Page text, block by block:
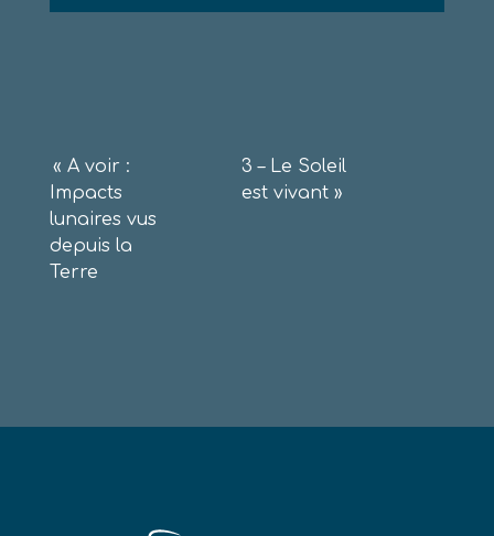
Navigation
de
l’article
« A voir :
Impacts
lunaires vus
depuis la
Terre
3 – Le Soleil
est vivant »